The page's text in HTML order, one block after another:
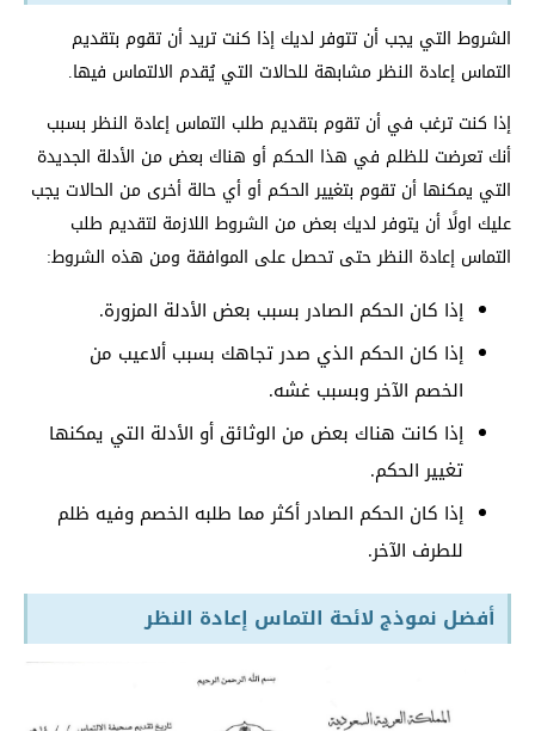
الشروط التي يجب أن تتوفر لديك إذا كنت تريد أن تقوم بتقديم
التماس إعادة النظر مشابهة للحالات التي يُقدم الالتماس فيها.
إذا كنت ترغب في أن تقوم بتقديم طلب التماس إعادة النظر بسبب
أنك تعرضت للظلم في هذا الحكم أو هناك بعض من الأدلة الجديدة
التي يمكنها أن تقوم بتغيير الحكم أو أي حالة أخرى من الحالات يجب
عليك اولًا أن يتوفر لديك بعض من الشروط اللازمة لتقديم طلب
التماس إعادة النظر حتى تحصل على الموافقة ومن هذه الشروط:
إذا كان الحكم الصادر بسبب بعض الأدلة المزورة.
إذا كان الحكم الذي صدر تجاهك بسبب ألاعيب من
الخصم الآخر وبسبب غشه.
إذا كانت هناك بعض من الوثائق أو الأدلة التي يمكنها
تغيير الحكم.
إذا كان الحكم الصادر أكثر مما طلبه الخصم وفيه ظلم
للطرف الآخر.
أفضل نموذج لائحة التماس إعادة النظر